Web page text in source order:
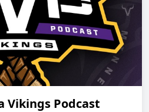
Vikings Podcast